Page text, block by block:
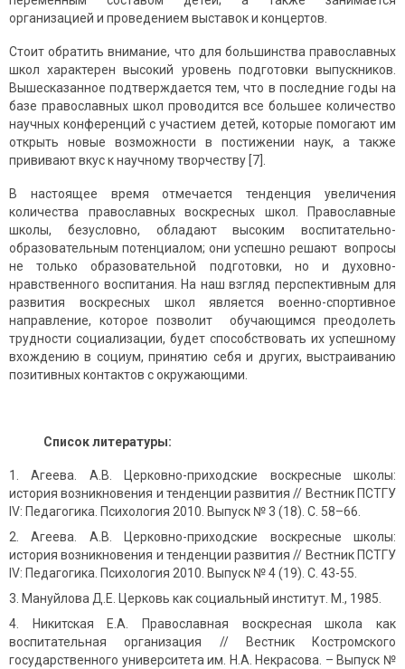
организацией и проведением выставок и концертов.
Стоит обратить внимание, что для большинства православных
школ характерен высокий уровень подготовки выпускников.
Вышесказанное подтверждается тем, что в последние годы на
базе православных школ проводится все большее количество
научных конференций с участием детей, которые помогают им
открыть новые возможности в постижении наук, а также
прививают вкус к научному творчеству [7].
В настоящее время отмечается тенденция увеличения
количества православных воскресных школ. Православные
школы, безусловно, обладают высоким воспитательно-
образовательным потенциалом; они успешно решают вопросы
не только образовательной подготовки, но и духовно-
нравственного воспитания. На наш взгляд перспективным для
развития воскресных школ является военно-спортивное
направление, которое позволит обучающимся преодолеть
трудности социализации, будет способствовать их успешному
вхождению в социум, принятию себя и других, выстраиванию
позитивных контактов с окружающими.
Список литературы:
Агеева. А.В. Церковно-приходские воскресные школы:
история возникновения и тенденции развития // Вестник ПСТГУ
IV: Педагогика. Психология 2010. Выпуск № 3 (18). С. 58–66.
Агеева. А.В. Церковно-приходские воскресные школы:
история возникновения и тенденции развития // Вестник ПСТГУ
IV: Педагогика. Психология 2010. Выпуск № 4 (19). С. 43-55.
Мануйлова Д.Е. Церковь как социальный институт. М., 1985.
Никитская Е.А. Православная воскресная школа как
воспитательная организация // Вестник Костромского
государственного университета им. Н.А. Некрасова. – Выпуск №